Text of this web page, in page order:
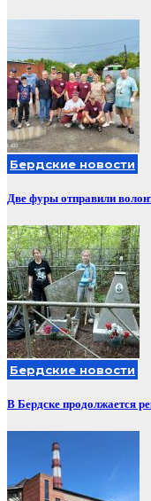
Бердские новости
Две фуры отправили
Бердские новости
В Бердске продолжается